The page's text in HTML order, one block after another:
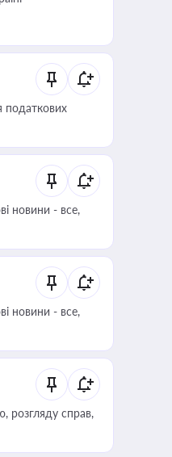
податкових
новини - все,
новини - все,
розгляду справ,